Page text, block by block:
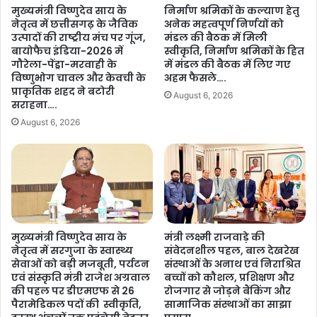
द्र
या
द
व
…
.
के
लि
ए
प्रे
र
णा
स्रो
त
.
मुख्यमंत्री विष्णुदेव साय के
नेतृत्व में छत्तीसगढ़ के जैविक
उत्पादों की राष्ट्रीय मंच पर गूंज,
बायोफैच इंडिया-2026 में
गौरेला-पेंड्रा-मरवाही के
विष्णुभोग चावल और केवची के
प्राकृतिक शहद ने बटोरी
सराहना….
August 6, 2026
निर्माण श्रमिकों के कल्याण हेतु
अनेक महत्वपूर्ण निर्णयों को
मंडल की बैठक में मिली
स्वीकृति, निर्माण श्रमिकों के हित
में मंडल की बैठक में लिए गए
अहम फैसले….
August 6, 2026
मुख्यमंत्री विष्णुदेव साय के
नेतृत्व में सरगुजा के स्वास्थ्य
सेवाओं को बड़ी मजबूती, पर्यटन
एवं संस्कृति मंत्री राजेश अग्रवाल
की पहल पर डीएमएफ से 26
पैरामेडिकल पदों की स्वीकृति,
मंत्री लक्ष्मी राजवाड़े की
संवेदनशील पहल, बाल देखरेख
संस्थाओं के अनाथ एवं निराश्रित
बच्चों को कौशल, प्रशिक्षण और
रोजगार से जोड़ने बैंकिंग और
सामाजिक संस्थाओं का साझा